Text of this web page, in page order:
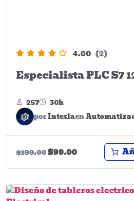
4.00 (2)
Especialista PLC S7
257
30h
porInteslaen
$199.00$99.00